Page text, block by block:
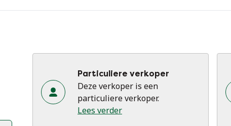
Particuliere verkoper
Deze verkoper is een
particuliere verkoper.
Lees verder